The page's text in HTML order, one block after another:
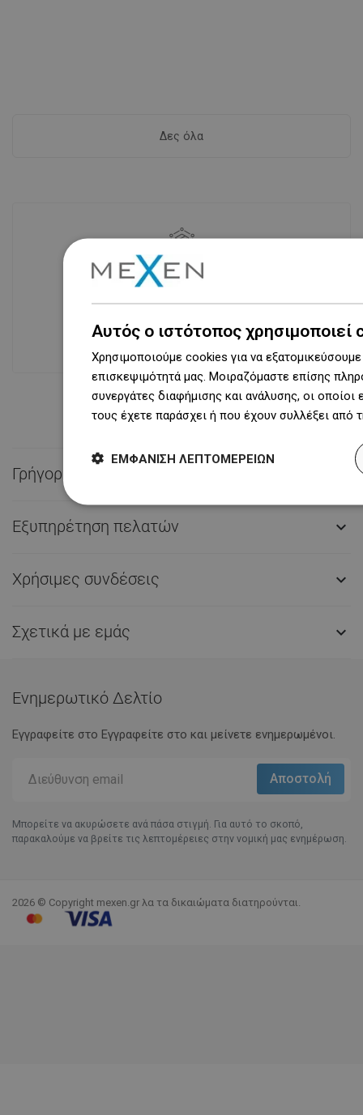
Δες όλα
Διαθεσιμότητα προϊόντων
Σύγχρονο κέντρο logistics επιφάνειας
500 000 διαθέσιμα προϊόντα!
Γρήγορη επαφή
Εξυπηρέτηση πελατών 
Χρήσιμες συνδέσεις 
Σχετικά με εμάς 
Ενημερωτικό Δελτίο
Εγγραφείτε στο Eγγραφείτε στο και μείνετε ενημερωμένοι.
Μπορείτε να ακυρώσετε ανά πάσα στιγμή. Για αυτό το σκοπό,
παρακαλούμε να βρείτε τις λεπτομέρειες στην νομική μας ενημέρωση.
2026 © Copyright mexen.gr λα τα δικαιώματα διατηρούνται.
Αυτός ο ιστότοπος χρησιμοποιεί
Χρησιμοποιούμε cookies για να
επισκεψιμότητά μας. Μοιραζόμαστε επίσης
συνεργάτες διαφήμισης και ανάλυσης, οι
τους έχετε παράσχει ή που έχουν συλλέξει
ΕΜΦΆΝΙΣΗ ΛΕΠΤΟΜΕΡΕΙΏΝ